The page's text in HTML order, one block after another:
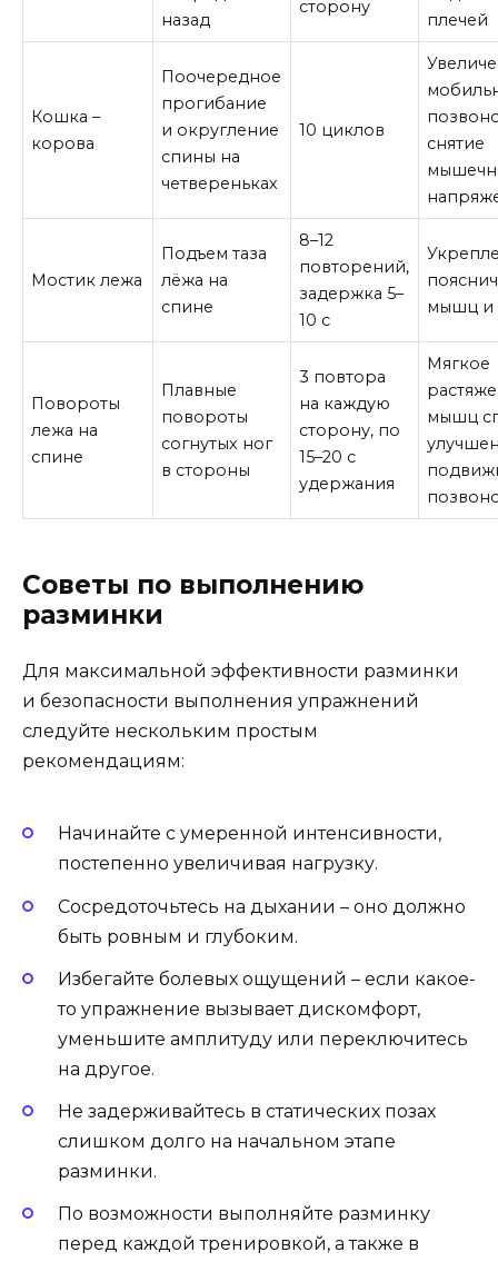
назад
сторону
плечей
Кошка –
корова
Поочередное
прогибание
и округление
спины на
четвереньках
10 циклов
снятие
Мостик лежа
Подъем таза
лёжа на
спине
8–12
повторений,
задержка 5–
10 с
мышц и
Повороты
лежа на
спине
Плавные
повороты
согнутых ног
в стороны
3 повтора
на каждую
сторону, по
15–20 с
удержания
Мягкое
мышц
Советы по выполнению
разминки
Для максимальной эффективности разминки
и безопасности выполнения упражнений
следуйте нескольким простым
рекомендациям:
Начинайте с умеренной интенсивности,
постепенно увеличивая нагрузку.
Сосредоточьтесь на дыхании – оно должно
быть ровным и глубоким.
Избегайте болевых ощущений – если какое-
то упражнение вызывает дискомфорт,
уменьшите амплитуду или переключитесь
на другое.
Не задерживайтесь в статических позах
слишком долго на начальном этапе
разминки.
По возможности выполняйте разминку
перед каждой тренировкой, а также в